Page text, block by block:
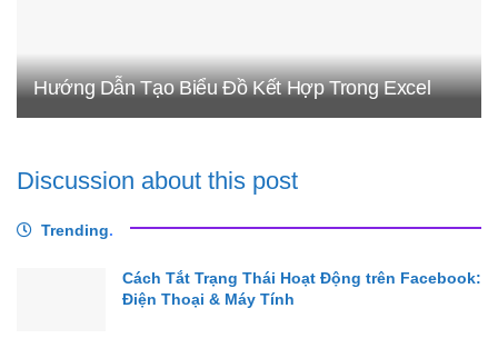
Hướng Dẫn Tạo Biểu Đồ Kết Hợp Trong Excel
Discussion about this post
Trending.
Cách Tắt Trạng Thái Hoạt Động trên Facebook:
Điện Thoại & Máy Tính